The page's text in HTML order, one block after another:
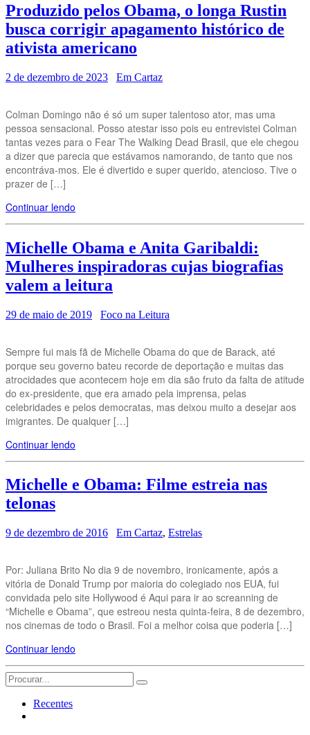
Produzido pelos Obama, o longa Rustin
busca corrigir apagamento histórico de
ativista americano
2 de dezembro de 2023 Em Cartaz
Colman Domingo não é só um super talentoso ator, mas uma
pessoa sensacional. Posso atestar isso pois eu entrevistei Colman
tantas vezes para o Fear The Walking Dead Brasil, que ele chegou
a dizer que parecia que estávamos namorando, de tanto que nos
encontráva-mos. Ele é divertido e super querido, atencioso. Tive o
prazer de […]
Continuar lendo
Michelle Obama e Anita Garibaldi:
Mulheres inspiradoras cujas biografias
valem a leitura
29 de maio de 2019 Foco na Leitura
Sempre fui mais fã de Michelle Obama do que de Barack, até
porque seu governo bateu recorde de deportação e muitas das
atrocidades que acontecem hoje em dia são fruto da falta de atitude
do ex-presidente, que era amado pela imprensa, pelas
celebridades e pelos democratas, mas deixou muito a desejar aos
imigrantes. De qualquer […]
Continuar lendo
Michelle e Obama: Filme estreia nas
telonas
9 de dezembro de 2016 Em Cartaz, Estrelas
Por: Juliana Brito No dia 9 de novembro, ironicamente, após a
vitória de Donald Trump por maioria do colegiado nos EUA, fui
convidada pelo site Hollywood é Aqui para ir ao screanning de
“Michelle e Obama”, que estreou nesta quinta-feira, 8 de dezembro,
nos cinemas de todo o Brasil. Foi a melhor coisa que poderia […]
Continuar lendo
Search
for:
Recentes